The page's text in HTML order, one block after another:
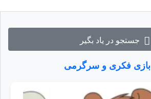
جستجو در یاد بگیر
بازی فکری و سرگرمی